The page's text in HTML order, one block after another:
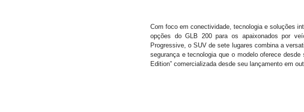
Com foco em conectividade, tecnologia e soluções
opções do GLB 200 para os apaixonados por
Progressive, o SUV de sete lugares combina a
segurança e tecnologia que o modelo oferece
Edition” comercializada desde seu lançamento em